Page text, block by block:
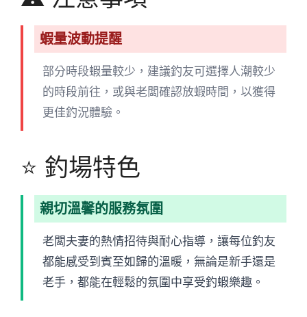
蝦量波動提醒
部分時段蝦量較少，建議釣友可選擇人潮較少
的時段前往，或與老闆確認放蝦時間，以獲得
更佳釣況體驗。
⭐ 釣場特色
親切溫馨的服務氛圍
老闆夫妻的熱情招待與耐心指導，讓每位釣友
都能感受到賓至如歸的溫暖，無論是新手還是
老手，都能在輕鬆的氛圍中享受釣蝦樂趣。